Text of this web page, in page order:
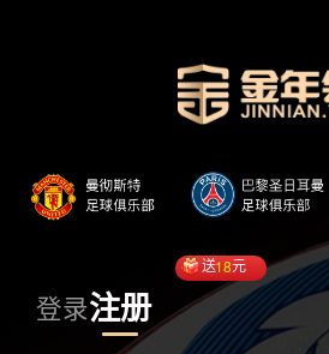
登录注册
送18元